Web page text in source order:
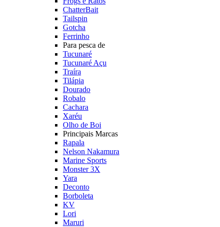
ChatterBait
Tailspin
Gotcha
Ferrinho
Para pesca de
Tucunaré
Tucunaré Açu
Traíra
Tilápia
Dourado
Robalo
Cachara
Xaréu
Olho de Boi
Principais Marcas
Rapala
Nelson Nakamura
Marine Sports
Monster 3X
Yara
Deconto
Borboleta
KV
Lori
Maruri